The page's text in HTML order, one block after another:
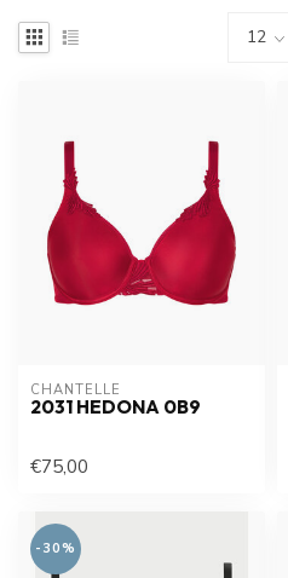
CHANTELLE
2031 HEDONA 0B9
€75,00
-30%